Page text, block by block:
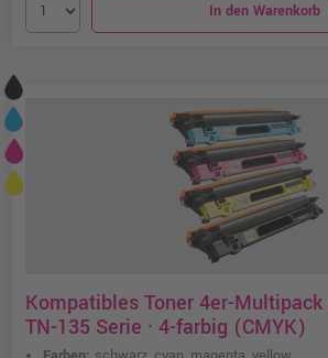
In den Warenkorb
Kompatibles Toner 4er-
TN-135 Serie · 4-farbig (CMYK)